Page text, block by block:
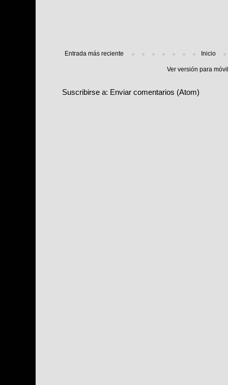
Entrada más reciente Inicio
Ver versión para
Suscribirse a: Enviar comentarios (Atom)